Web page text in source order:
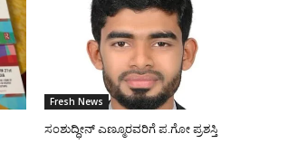
Fresh News
ಸಂಶುದ್ಧೀನ್ ಎಣ್ಮೂರವರಿಗೆ ಪ.ಗೋ ಪ್ರಶಸ್ತಿ